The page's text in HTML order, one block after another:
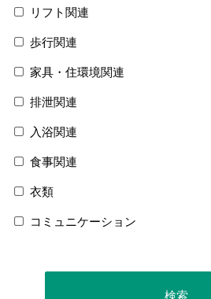
リフト関連
歩行関連
家具・住環境関連
排泄関連
入浴関連
食事関連
衣類
コミュニケーション